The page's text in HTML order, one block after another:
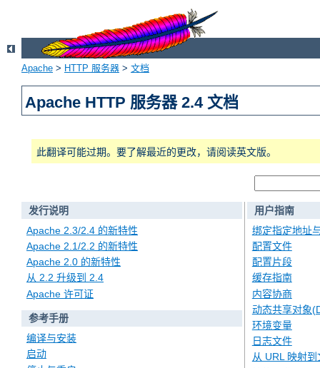
Apache > HTTP 服务器 > 文档
Apache HTTP 服务器 2.4 文档
此翻译可能过期。要了解最近的更改，请阅读英文版。
发行说明
Apache 2.3/2.4 的新特性
Apache 2.1/2.2 的新特性
Apache 2.0 的新特性
从 2.2 升级到 2.4
Apache 许可证
参考手册
编译与安装
启动
用户指南
绑定指定地址
配置文件
配置片段
缓存指南
内容协商
动态共享对象
环境变量
日志文件
从 URL 映射